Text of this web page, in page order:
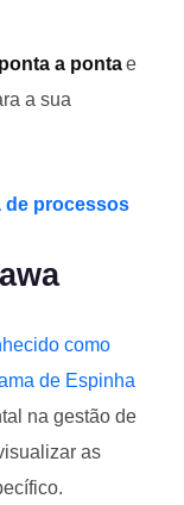
a pontae
a sua
de processos
como
de Espinha
na gestão de
as